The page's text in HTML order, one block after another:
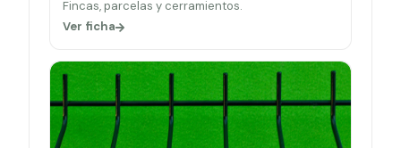
Fincas, parcelas y cerramientos.
Ver ficha